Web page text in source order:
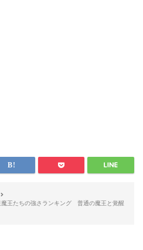
王たちの強さランキング 普通の魔王と覚醒